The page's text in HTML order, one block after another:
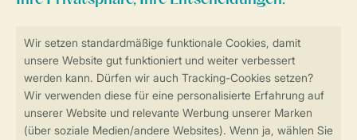
Sicher und schnell zur Online-Buchung
Sichere Datenübertragung